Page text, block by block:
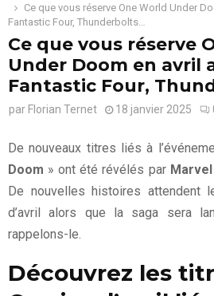
Ce que vous réserve One World Under
Fantastic Four, Thunderbolts…
Ce que vous réserve
Under Doom en avril
Fantastic Four,
par Florian Ternet 18 janvier 2025
De nouveaux titres liés à
Doom » ont été révélés par
De nouvelles histoires attendent
d’avril alors que la saga sera
rappelons-le.
Découvrez les